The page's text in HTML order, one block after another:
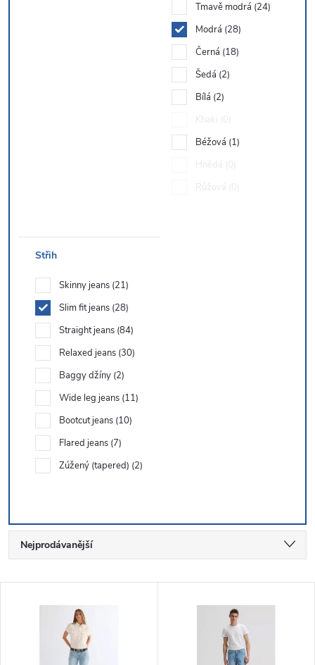
Tmavě modrá 24
Modrá 28
Černá 18
Šedá 2
Bílá 2
Khaki
0
Béžová 1
Hnědá
0
Růžová
0
Střih
Skinny jeans 21
Slim fit jeans 28
Straight jeans 84
Relaxed jeans 30
Baggy džíny 2
Wide leg jeans 11
Bootcut jeans 10
Flared jeans 7
Zúžený (tapered) 2
Ř
a
Nejprodávanější